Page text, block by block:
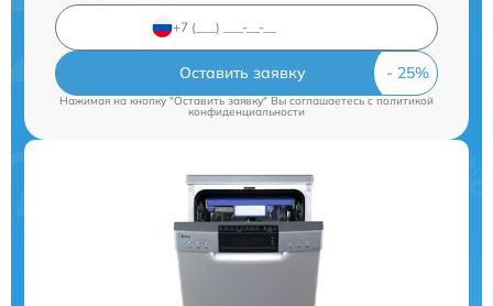
Оставить заявку
Нажимая на кнопку "Оставить заявку" Вы соглашаетесь cполитикой
конфиденциальности